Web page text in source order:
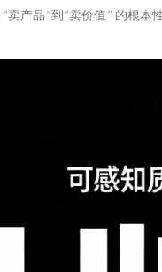
“卖产品 ”到 “卖价值 ” 的根本